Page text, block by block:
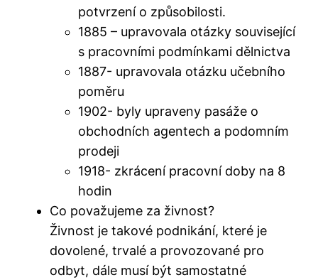
potvrzení o způsobilosti.
1885 – upravovala otázky související
s pracovními podmínkami dělnictva
1887- upravovala otázku učebního
poměru
1902- byly upraveny pasáže o
obchodních agentech a podomním
prodeji
1918- zkrácení pracovní doby na 8
hodin
Co považujeme za živnost?
Živnost je takové podnikání, které je
dovolené, trvalé a provozované pro
odbyt, dále musí být samostatné